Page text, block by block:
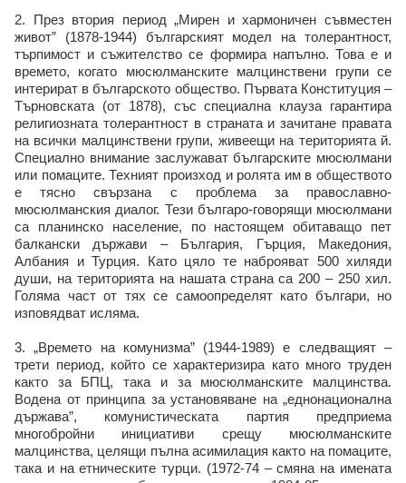
2. През втория период „Мирен и хармоничен съвместен
живот” (1878-1944) българският модел на толерантност,
търпимост и съжителство се формира напълно. Това е и
времето, когато мюсюлманските малцинствени групи се
интерират в българското общество. Първата Конституция –
Търновската (от 1878), със специална клауза гарантира
религиозната толерантност в страната и зачитане правата
на всички малцинствени групи, живеещи на територията й.
Специално внимание заслужават българските мюсюлмани
или помаците. Техният произход и ролята им в обществото
е тясно свързана с проблема за православно-
мюсюлманския диалог. Тези българо-говорящи мюсюлмани
са планинско население, по настоящем обитаващо пет
балкански държави – България, Гърция, Македония,
Албания и Турция. Като цяло те наброяват 500 хиляди
души, на територията на нашата страна са 200 – 250 хил.
Голяма част от тях се самоопределят като българи, но
изповядват исляма.
3. „Времето на комунизма” (1944-1989) е следващият –
трети период, който се характеризира като много труден
както за БПЦ, така и за мюсюлманските малцинства.
Водена от принципа за установяване на „еднонационална
държава”, комунистическата партия предприема
многобройни инициативи срещу мюсюлманските
малцинства, целящи пълна асимилация както на помаците,
така и на етническите турци. (1972-74 – смяна на имената